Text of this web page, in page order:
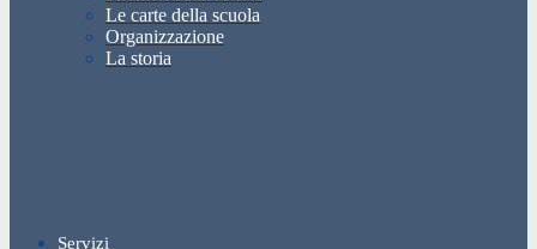
Le carte della scuola
Organizzazione
La storia
Servizi